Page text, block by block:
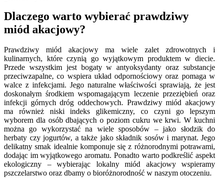
Dlaczego warto wybierać prawdziwy
miód akacjowy?
Prawdziwy miód akacjowy ma wiele zalet zdrowotnych i
kulinarnych, które czynią go wyjątkowym produktem w diecie.
Przede wszystkim jest bogaty w antyoksydanty oraz substancje
przeciwzapalne, co wspiera układ odpornościowy oraz pomaga w
walce z infekcjami. Jego naturalne właściwości sprawiają, że jest
doskonałym środkiem wspomagającym leczenie przeziębień oraz
infekcji górnych dróg oddechowych. Prawdziwy miód akacjowy
ma również niski indeks glikemiczny, co czyni go lepszym
wyborem dla osób dbających o poziom cukru we krwi. W kuchni
można go wykorzystać na wiele sposobów – jako słodzik do
herbaty czy jogurtów, a także jako składnik sosów i marynat. Jego
delikatny smak idealnie komponuje się z różnorodnymi potrawami,
dodając im wyjątkowego aromatu. Ponadto warto podkreślić aspekt
ekologiczny – wybierając lokalny miód akacjowy wspieramy
pszczelarstwo oraz dbamy o bioróżnorodność w naszym otoczeniu.